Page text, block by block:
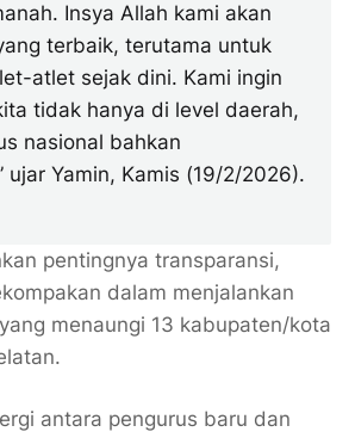
Insya Allah kami akan
terbaik, terutama untuk
atlet sejak dini. Kami ingin
tidak hanya di level daerah,
nasional bahkan
ujar Yamin, Kamis (19/2/2026).
pentingnya transparansi,
dalam menjalankan
menaungi 13 kabupaten/kota
antara pengurus baru dan